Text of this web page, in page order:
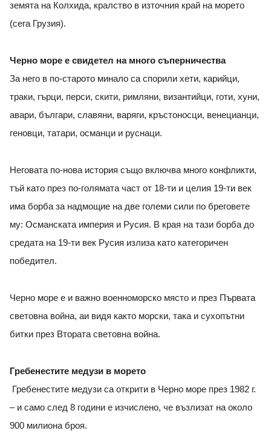
земята на Колхида, кралство в източния край на морето
(сега Грузия).
Черно море е свидетел на много съперничества
За него в по-старото минало са спорили хети, карийци,
траки, гърци, перси, скити, римляни, византийци, готи, хуни,
авари, българи, славяни, варяги, кръстоносци, венецианци,
геновци, татари, османци и руснаци.
Неговата по-нова история също включва много конфликти,
тъй като през по-голямата част от 18-ти и целия 19-ти век
има борба за надмощие на две големи сили по бреговете
му: Османската империя и Русия. В края на тази борба до
средата на 19-ти век Русия излиза като категоричен
победител.
Черно море е и важно военноморско място и през Първата
световна война, аи видя както морски, така и сухопътни
битки през Втората световна война.
Гребенестите медузи в морето
Гребенестите медузи са открити в Черно море през 1982 г.
– и само след 8 години е изчислено, че възлизат на около
900 милиона броя.